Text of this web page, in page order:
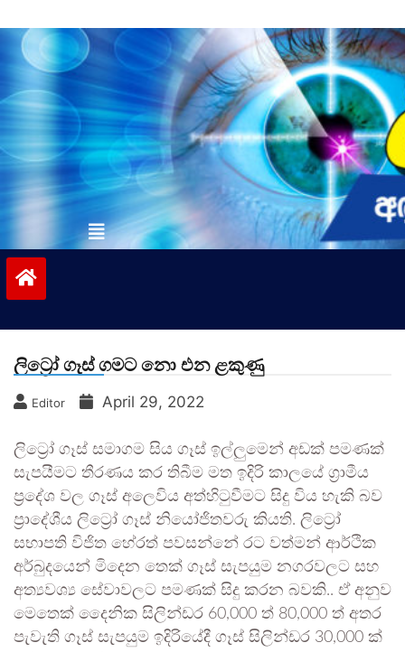
to
contentvinivida.lk
ලිට්‍රෝ ගෑස් ගමට නො එන ළකුණු
Editor April 29, 2022
ලිට්‍රෝ ගෑස් සමාගම සිය ගෑස් ඉල්ලුමෙන් අඩක් පමණක්
සැපයීමට තීරණය කර තිබීම මත ඉදිරි කාලයේ ග්‍රාමීය
ප්‍රදේශ වල ගෑස් අලෙවිය අත්හිටුවීමට සිදු විය හැකි බව
ප්‍රාදේශීය ලිට්‍රෝ ගෑස් නියෝජිතවරු කියති. ලිට්‍රෝ
සභාපති විජිත හේරත් පවසන්නේ රට වත්මන් ආර්ථික
අර්බුදයෙන් මිදෙන තෙක් ගෑස් සැපයුම නගරවලට සහ
අත්‍යවශ්‍ය සේවාවලට පමණක් සිදු කරන බවකි.. ඒ අනුව
මෙතෙක් දෛනික සිලින්ඩර 60,000 ත් 80,000 ත් අතර
පැවැති ගෑස් සැපයුම ඉදිරියේදී ගෑස් සිලින්ඩර 30,000 ක්